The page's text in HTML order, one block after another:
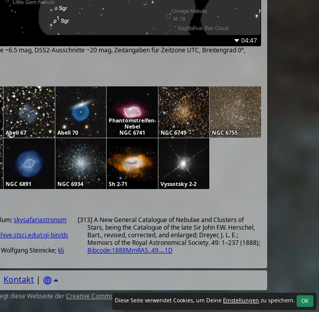
04:47
mag, DSS2-Ausschnitte ~20 mag. Zeitangaben für Zeitzone UTC, Breitengrad 0°,
Abell 67 Abell 70
Phantomstreifen-
Nebel
NGC 6741
NGC 6749 NGC 6755
NGC 6891 NGC 6934 Sh 2-71 Vyssotsky 2-2
skysafariastronom
cgi-bin/ds
Steinicke; kli
[313] A New General Catalogue of Nebulae and Clusters of
Stars, being the Catalogue of the late Sir John F.W. Herschel,
Bart., revised, corrected, and enlarged; Dreyer, J. L. E.;
Memoirs of the Royal Astronomical Society. 49: 1–237 (1888);
Bibcode:1888MmRAS..49....1D
Kontakt |
diese Webseite derCreative Commons Attribution 4.0 International License
Diese Seite verwendet Cookies, um Deine Einstellungen zu speichern. OK